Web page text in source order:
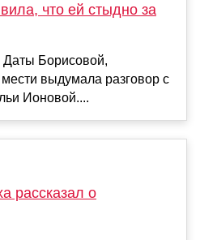
что ей стыдно за
Даты Борисовой,
выдумала разговор с
Ионовой....
рассказал о